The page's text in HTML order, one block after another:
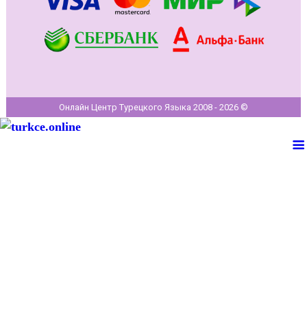
Онлайн Центр Турецкого Языка 2008 - 2026 ©